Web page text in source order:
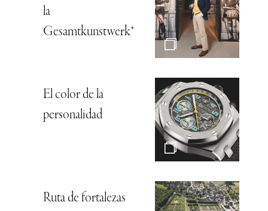
la
Gesamtkunstwerk*
El color de la
personalidad
Ruta de fortalezas